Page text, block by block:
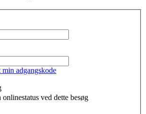
min adgangskode
ved dette besøg